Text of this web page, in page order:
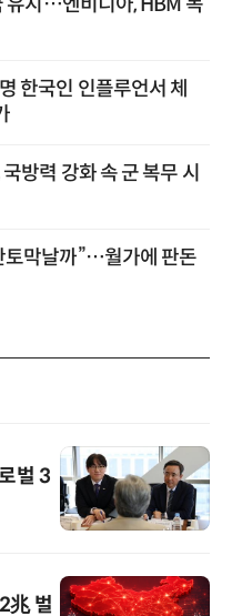
한국인 인플루언서 체
방력 강화 속 군 복무 시
토막날까”…월가에 판돈
벌 3
兆 벌